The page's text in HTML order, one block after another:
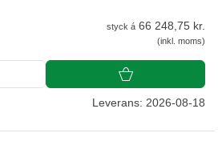
styck á 66 248,75 kr.
(inkl. moms)
Leverans: 2026-08-18